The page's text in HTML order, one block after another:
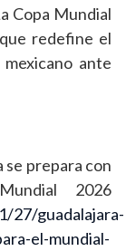
Copa Mundial
redefine el
ante
se prepara con
2026
27/guadalajara-
el-mundial-